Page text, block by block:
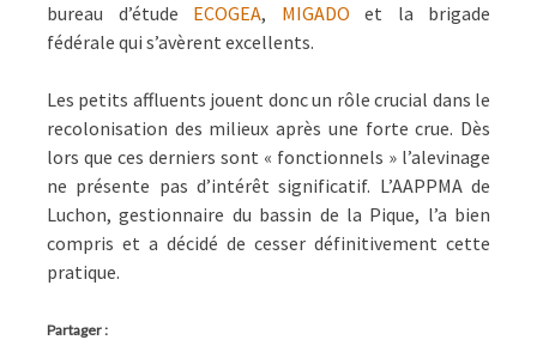
bureau d’étude ECOGEA, MIGADO et la brigade
fédérale qui s’avèrent excellents.
Les petits affluents jouent donc un rôle crucial dans le
recolonisation des milieux après une forte crue. Dès
lors que ces derniers sont « fonctionnels » l’alevinage
ne présente pas d’intérêt significatif. L’AAPPMA de
Luchon, gestionnaire du bassin de la Pique, l’a bien
compris et a décidé de cesser définitivement cette
pratique.
Partager :